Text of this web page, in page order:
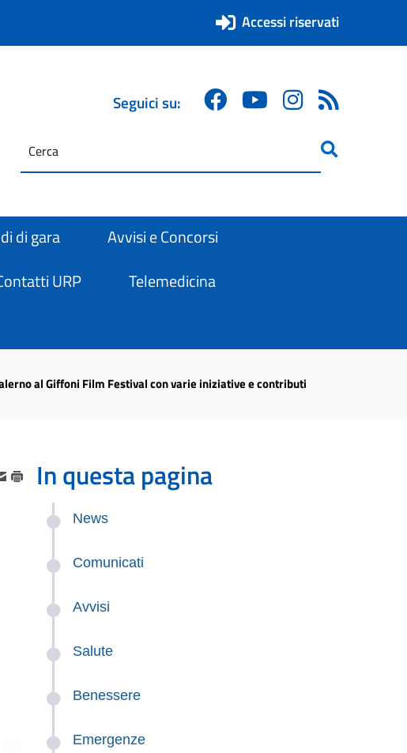
Accessi riservati
Seguici su:
da
ricerca
di gara
Avvisi e Concorsi
URP
Telemedicina
al Giffoni Film Festival con varie iniziative e contributi
In questa pagina
News
Comunicati
Avvisi
Salute
Benessere
Emergenze